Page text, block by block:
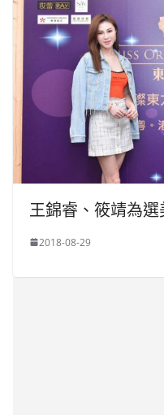
王錦睿、筱靖為
2018-08-29